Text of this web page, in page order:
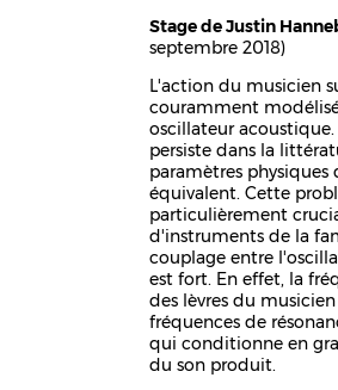
Stage de Justin
septembre 2018)
L'action du musicien
couramment
oscillateur
persiste dans la
paramètres
équivalent. Cette
particulièrement
d'instruments de la
couplage entre
est fort. En effet, la
des lèvres du
fréquences de
qui conditionne en
du son produit.